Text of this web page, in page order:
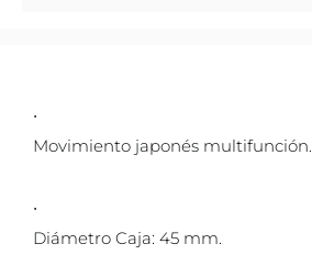
•
Movimiento japonés multifunción.
•
Diámetro Caja: 45 mm.